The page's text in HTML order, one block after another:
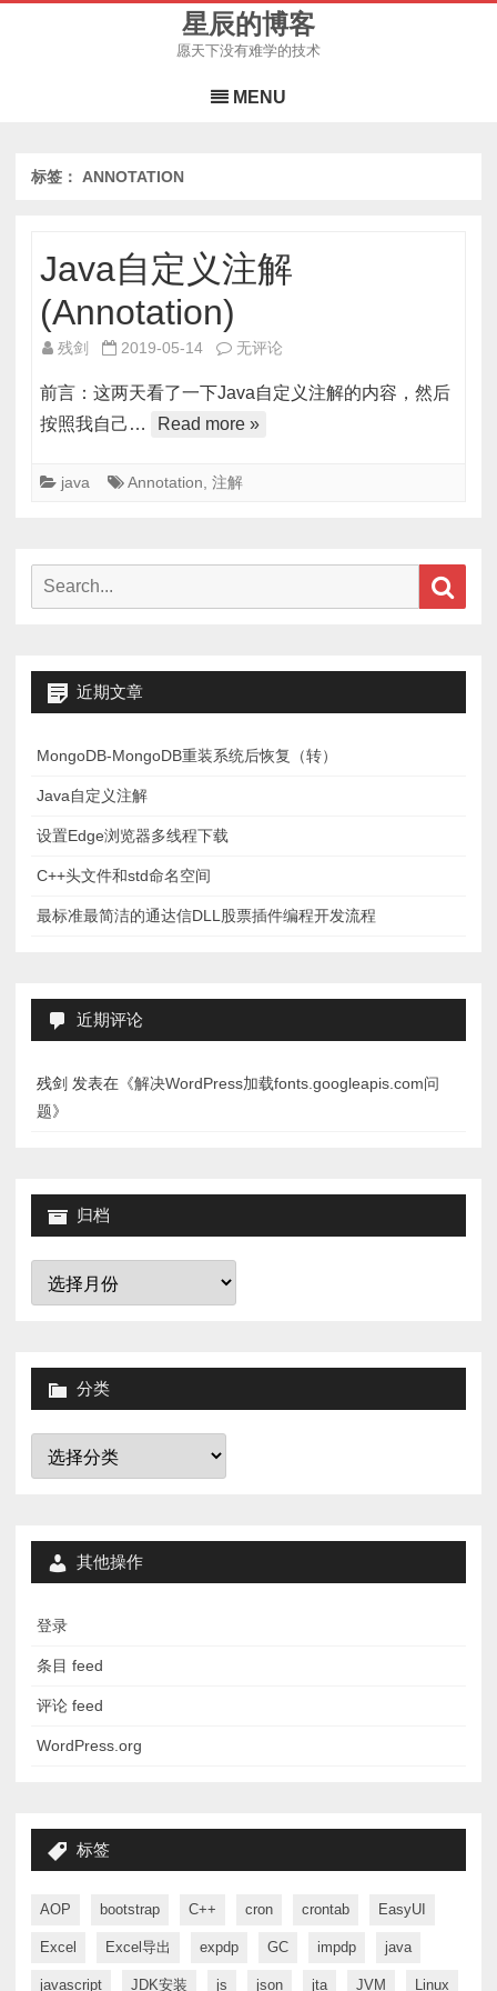
星辰的博客
愿天下没有难学的技术
to
content
MENU
标签： ANNOTATION
Java自定义注解
(Annotation)
残剑 2019-05-14
Java
定
义
解
无评论
前言：这两天看了一下Java自定义注解的内容，然后
按照我自己…
Read more »
java Annotation 注解
Search
近期文章
MongoDB-MongoDB重装系统后恢复（转）
Java自定义注解
设置Edge浏览器多线程下载
C++头文件和std命名空间
最标准最简洁的通达信DLL股票插件编程开发流程
近期评论
残剑 发表在《解决WordPress加载fonts.googleapis.com问
题》
归档
归
分类
分
其他操作
登录
条目 feed
评论 feed
WordPress.org
标签
AOP bootstrap C++ cron crontab EasyUI
Excel Excel导出 expdp GC impdp java
javascript JDK安装 js json jta JVM Linux